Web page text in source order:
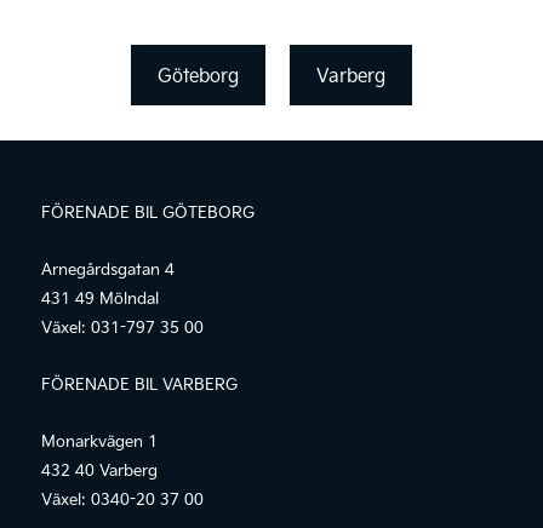
Göteborg Varberg
FÖRENADE BIL GÖTEBORG
Arnegårdsgatan 4
431 49 Mölndal
Växel: 031-797 35 00
FÖRENADE BIL VARBERG
Monarkvägen 1
432 40 Varberg
Växel: 0340-20 37 00